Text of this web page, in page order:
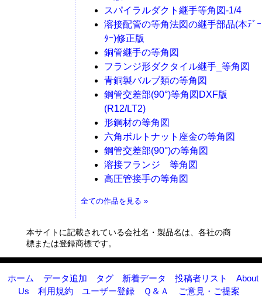
スパイラルダクト継手等角図-1/4
溶接配管の等角法図の継手部品(本ﾃﾞｰ
ﾀｰ)修正版
銅管継手の等角図
フランジ形ダクタイル継手_等角図
青銅製バルブ類の等角図
鋼管交差部(90°)等角図DXF版
(R12/LT2)
形鋼材の等角図
六角ボルトナット座金の等角図
鋼管交差部(90°)の等角図
溶接フランジ 等角図
高圧管接手の等角図
全ての作品を見る »
本サイトに記載されている会社名・製品名は、各社の商
標または登録商標です。
ホーム データ追加 タグ 新着データ 投稿者リスト
About
Us
利用規約 ユーザー登録 Ｑ＆Ａ ご意見・ご提案